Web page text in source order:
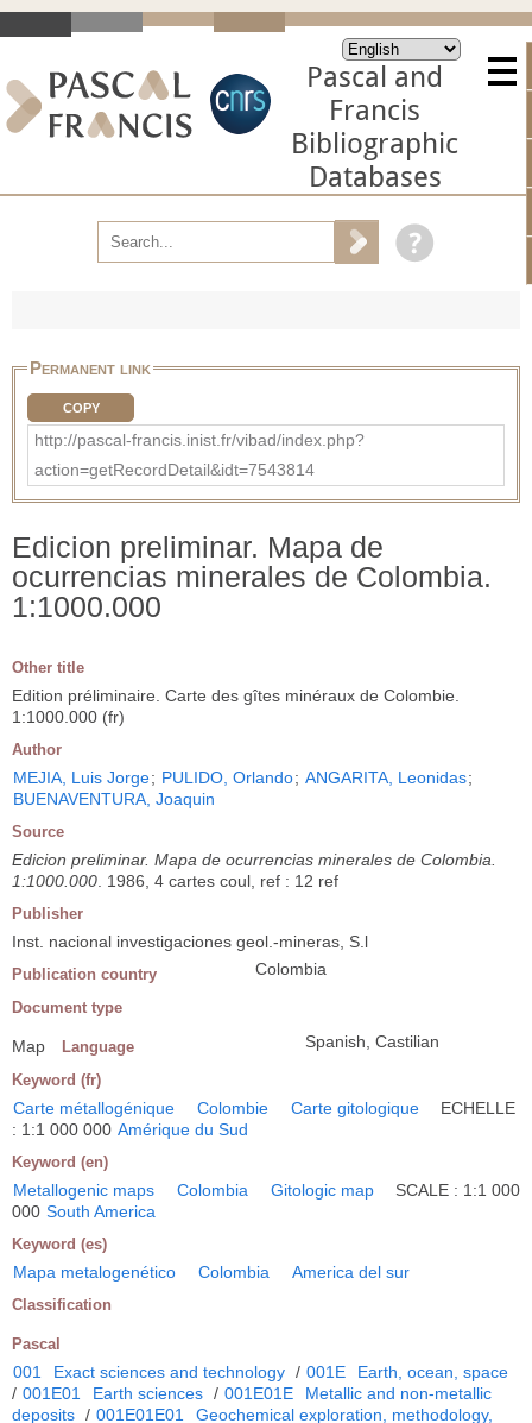
Pascal and
Francis
Bibliographic
Databases
Permanent link
COPY
http://pascal-francis.inist.fr/vibad/index.php?
action=getRecordDetail&idt=7543814
Edicion preliminar. Mapa de
ocurrencias minerales de Colombia.
1:1000.000
Other title
Edition préliminaire. Carte des gîtes minéraux de Colombie.
1:1000.000 (fr)
Author
MEJIA, Luis Jorge; PULIDO, Orlando; ANGARITA, Leonidas;
BUENAVENTURA, Joaquin
Source
Edicion preliminar. Mapa de ocurrencias minerales de Colombia.
1:1000.000 . 1986, 4 cartes coul, ref : 12 ref
Publisher
Inst. nacional investigaciones geol.-mineras, S.l
Publication country Colombia
Document type
Map Language Spanish, Castilian
Keyword (fr)
Carte métallogénique Colombie Carte gitologique
ECHELLE
: 1:1 000 000 Amérique du Sud
Keyword (en)
Metallogenic maps Colombia Gitologic map
SCALE : 1:1 000
000 South America
Keyword (es)
Mapa metalogenético Colombia America del sur
Classification
Pascal
001 Exact sciences and technology / 001E
Earth, ocean, space
/ 001E01 Earth sciences / 001E01E
Metallic and non-metallic
deposits / 001E01E01
Geochemical exploration, methodology,